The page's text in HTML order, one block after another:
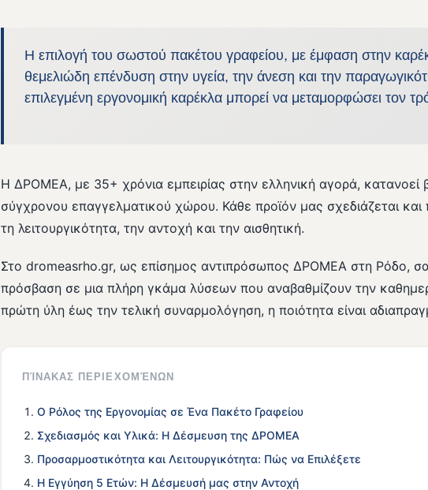
Η επιλογή του σωστού πακέτου γραφείου, με έμφαση στην
θεμελιώδη επένδυση στην υγεία, την άνεση και την
επιλεγμένη εργονομική καρέκλα μπορεί να μεταμορφώσει τον
Η ΔΡΟΜΕΑ, με 35+ χρόνια εμπειρίας στην ελληνική αγορά, κατανοεί
σύγχρονου επαγγελματικού χώρου. Κάθε προϊόν μας σχεδιάζεται
τη λειτουργικότητα, την αντοχή και την αισθητική.
Στο dromeasrho.gr, ως επίσημος αντιπρόσωπος ΔΡΟΜΕΑ στη Ρόδο,
πρόσβαση σε μια πλήρη γκάμα λύσεων που αναβαθμίζουν την
πρώτη ύλη έως την τελική συναρμολόγηση, η ποιότητα είναι
ΠΊΝΑΚΑΣ ΠΕΡΙΕΧΟΜΈΝΩΝ
Ο Ρόλος της Εργονομίας σε Ένα Πακέτο Γραφείου
Σχεδιασμός και Υλικά: Η Δέσμευση της ΔΡΟΜΕΑ
Προσαρμοστικότητα και Λειτουργικότητα: Πώς να Επιλέξετε
Η Εγγύηση 5 Ετών: Η Δέσμευσή μας στην Αντοχή